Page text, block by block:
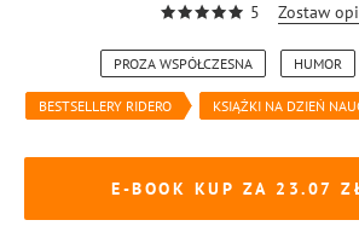
5 Zostaw
PROZA WSPÓŁCZESNA HUMOR
BESTSELLERY RIDERO KSIĄŻKI NA DZIEŃ
E-BOOK KUP ZA 23.07